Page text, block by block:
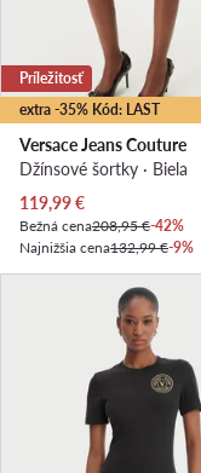
extra -35% Kód: LAST
Príležitosť
Versace Jeans Couture
Džínsové šortky · Biela
Aktuálna cena
119,99€
Bežná cena208,95 €-42%
Najnižšia cena132,99 €-9%